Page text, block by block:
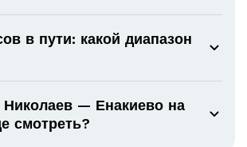
в пути: какой диапазон
Николаев — Енакиево на
смотреть?